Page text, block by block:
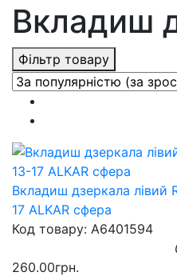
Вкладиш
Фільтр товару
Вкладиш дзеркала лівий
17 ALKAR сфера
Код товару: A6401594
260.00грн.